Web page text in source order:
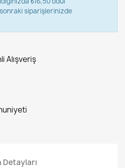
sonraki siparişlerinizde
Alışveriş
Detayları